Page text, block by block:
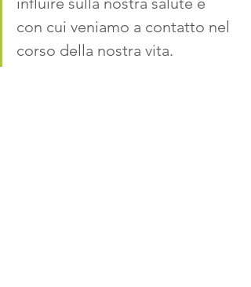
con cui veniamo a contatto nel
corso della nostra vita.